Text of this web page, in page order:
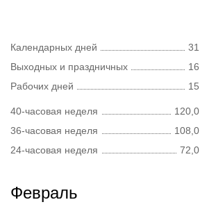
Календарных дней
31
Выходных и праздничных
16
Рабочих дней
15
40-часовая неделя
120,0
36-часовая неделя
108,0
24-часовая неделя
72,0
Февраль